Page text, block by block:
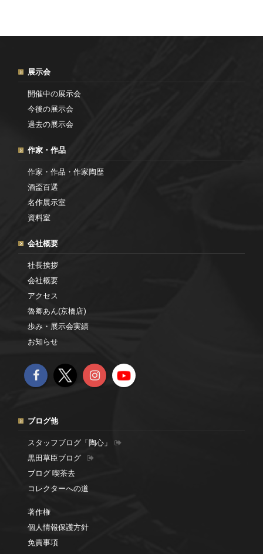
展示会
開催中の展示会
今後の展示会
過去の展示会
作家・作品
作家・作品・作家陶歴
酒盃百選
名作展示室
資料室
会社概要
社長挨拶
会社概要
アクセス
魯卿あん(京橋店)
歩み・展示会実績
お知らせ
ブログ他
スタッフブログ「陶心」
黒田草臣ブログ
ブログ 喫茶去
コレクターへの道
著作権
個人情報保護方針
免責事項